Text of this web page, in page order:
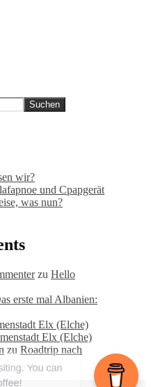
Suchen
wir?
und Cpapgerät
was nun?
zu Hello
erste mal Albanien:
Elx (Elche)
Elx (Elche)
zu Roadtrip nach